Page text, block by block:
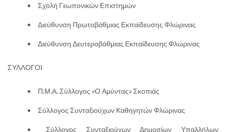
Σχολή Γεωπονικών Επιστημών
Διεύθυνση Πρωτοβάθμιας Εκπαίδευσης Φλώρινας
Διεύθυνση Δευτεροβάθμιας Εκπαίδευσης Φλώρινας
ΣΥΛΛΟΓΟΙ
Π.Μ.Α. Σύλλογος «Ο Αμύντας» Σκοπιάς
Σύλλογος Συνταξιούχων Καθηγητών Φλώρινας
Σύλλογος Συνταξιούχων Δημοσίων Υπαλλήλων